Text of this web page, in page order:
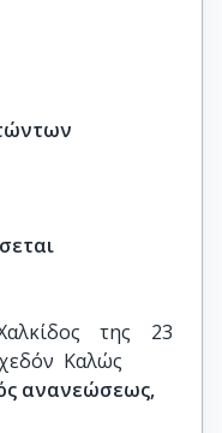
της 23
Καλώς
ανανεώσεως,